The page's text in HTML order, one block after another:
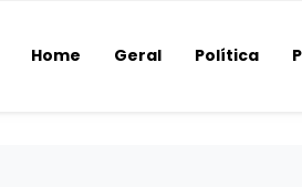
Home Geral Política